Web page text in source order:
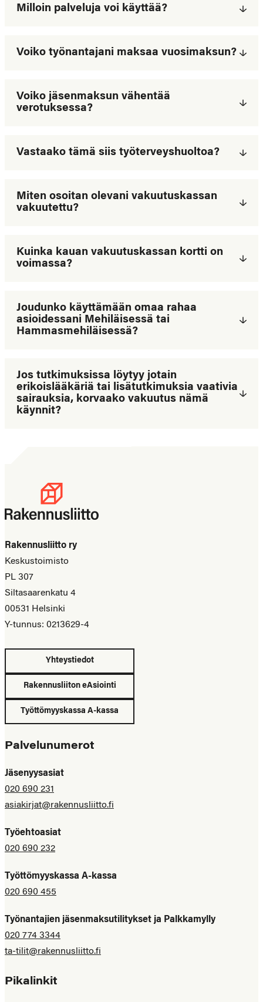
Milloin palveluja voi käyttää?
Voiko työnantajani maksaa vuosimaksun?
Voiko jäsenmaksun vähentää
verotuksessa?
Vastaako tämä siis työterveyshuoltoa?
Miten osoitan olevani vakuutuskassan
vakuutettu?
Kuinka kauan vakuutuskassan kortti on
voimassa?
Joudunko käyttämään omaa rahaa
asioidessani Mehiläisessä tai
Hammasmehiläisessä?
Jos tutkimuksissa löytyy jotain
erikoislääkäriä tai lisätutkimuksia vaativia
sairauksia, korvaako vakuutus nämä
käynnit?
Rakennusliitto ry
Keskustoimisto
PL 307
Siltasaarenkatu 4
00531 Helsinki
Y-tunnus: 0213629-4
Yhteystiedot
Rakennusliiton eAsiointi
Työttömyyskassa A-kassa
Palvelunumerot
Jäsenyysasiat
020 690 231
asiakirjat@rakennusliitto.fi
Työehtoasiat
020 690 232
Työttömyyskassa A-kassa
020 690 455
Työnantajien jäsenmaksutilitykset ja Palkkamylly
020 774 3344
ta-tilit@rakennusliitto.fi
Pikalinkit